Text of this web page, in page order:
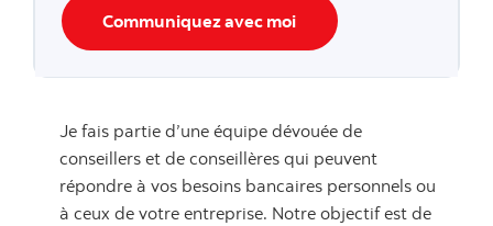
Communiquez avec moi
Je fais partie d’une équipe dévouée de
conseillers et de conseillères qui peuvent
répondre à vos besoins bancaires personnels ou
à ceux de votre entreprise. Notre objectif est de